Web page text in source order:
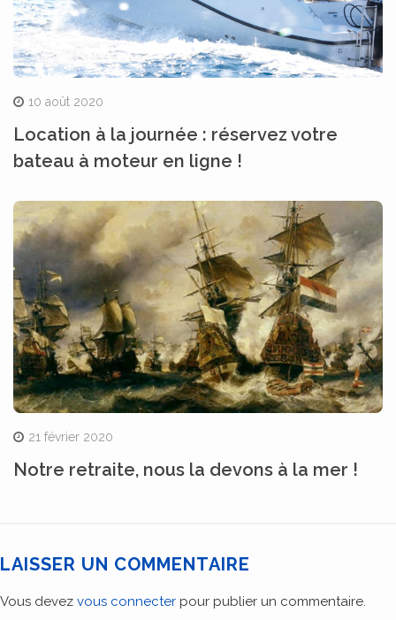
10 août 2020
Location à la journée : réservez votre
bateau à moteur en ligne !
21 février 2020
Notre retraite, nous la devons à la mer !
LAISSER UN COMMENTAIRE
Vous devez vous connecter pour publier un commentaire.